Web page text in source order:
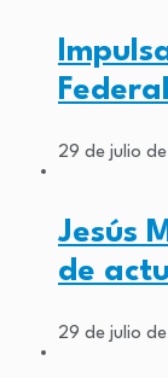
29 de julio
Jesús
de
29 de julio